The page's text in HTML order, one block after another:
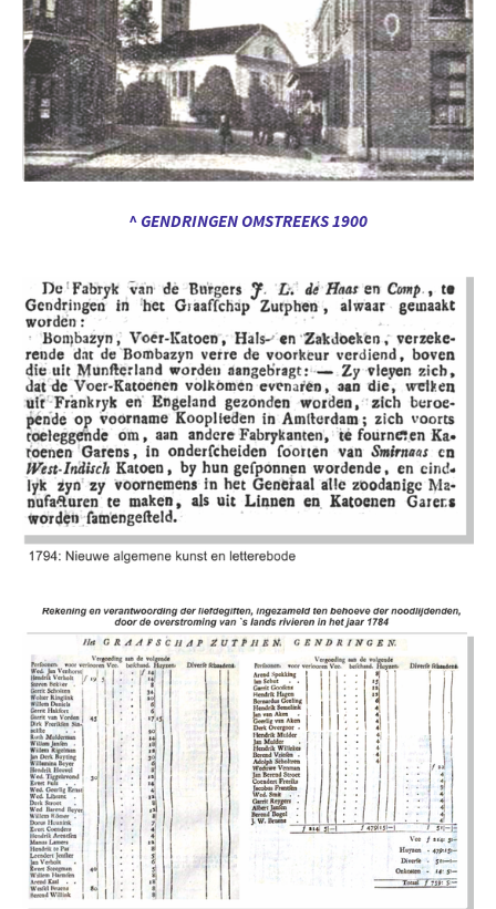
^ GENDRINGEN OMSTREEKS 1900